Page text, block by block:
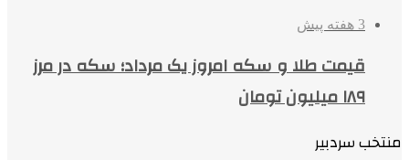
3 هفته پیش
قیمت طلا و سکه امروز یک مرداد؛ سکه در مرز
۱۸۹ میلیون تومان
منتخب سردبیر